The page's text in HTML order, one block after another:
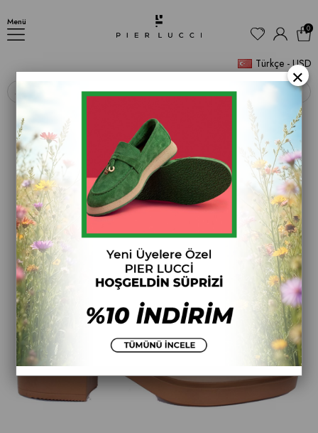
Menü
Türkçe - USD
0
‹ ›
×